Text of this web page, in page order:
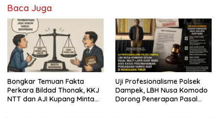
Baca Juga
Bongkar Temuan Fakta
Perkara Bildad Thonak, KKJ
NTT dan AJI Kupang Minta
Uji Profesionalisme Polsek
Dampek, LBH Nusa Komodo
Dorong Penerapan Pasal